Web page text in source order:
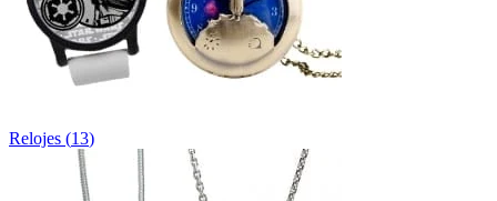
Relojes (13)